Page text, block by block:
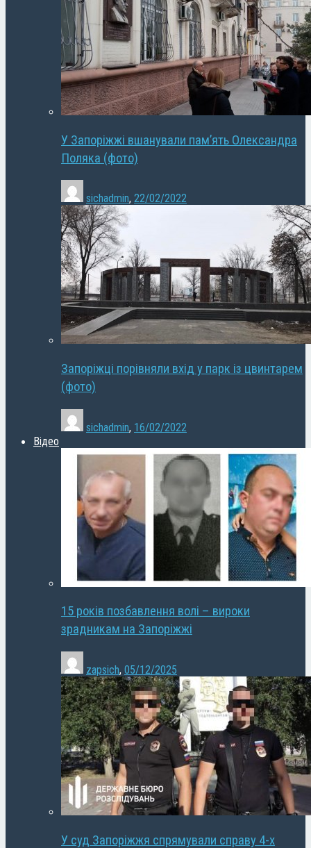
У Запоріжжі вшанували пам’ять Олександра
Поляка (фото)
sichadmin, 22/02/2022
Запоріжці порівняли вхід у парк із цвинтарем
(фото)
sichadmin, 16/02/2022
Відео
15 років позбавлення волі – вироки
зрадникам на Запоріжжі
zapsich, 05/12/2025
У суд Запоріжжя спрямували справу 4-х